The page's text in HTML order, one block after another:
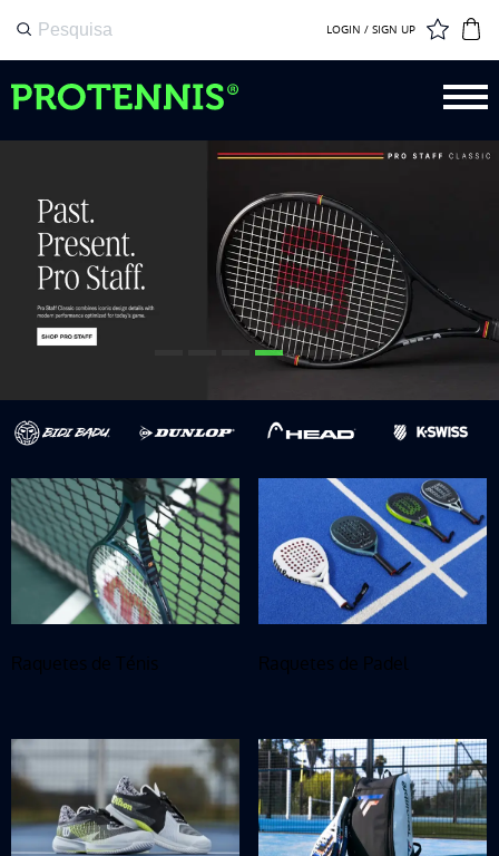
LOGIN / SIGN UP
Raquetes de Ténis Raquetes de Padel